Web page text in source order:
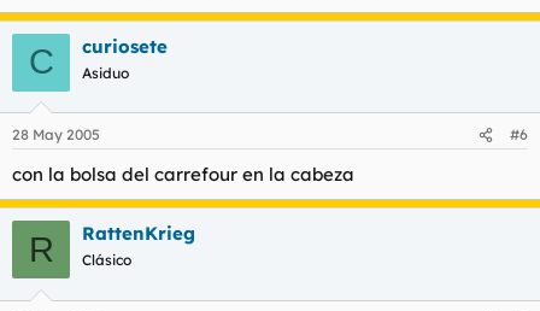
C curiosete
Asiduo
28 May 2005 #6
con la bolsa del carrefour en la cabeza
R RattenKrieg
Clásico